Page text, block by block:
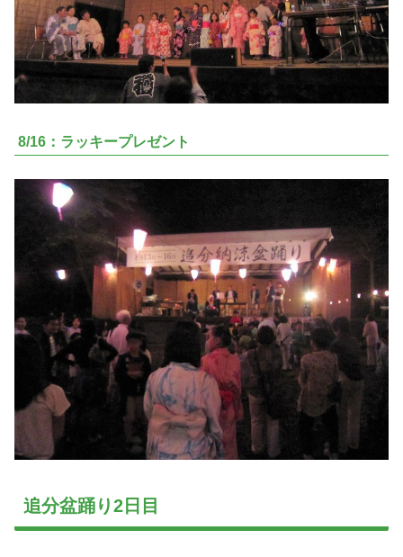
8/16：ラッキープレゼント
追分盆踊り2日目